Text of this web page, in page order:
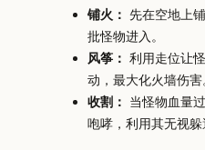
铺火： 先在空地上
批怪物进入。
风筝： 利用走位让
动，最大化火墙伤害
收割： 当怪物血量
咆哮，利用其无视躲